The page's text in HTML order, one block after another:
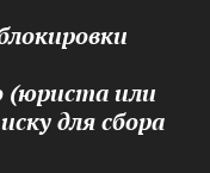
(юриста или
для сбора